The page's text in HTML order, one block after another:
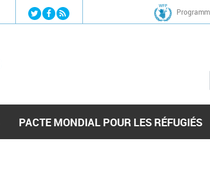
Jump to navigation
PACTE MONDIAL POUR LES RÉFUGIÉS